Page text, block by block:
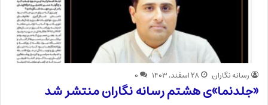
رسانه نگاران ۲۸ اسفند, ۱۴۰۳ ۰
«جلدنما»ی هشتم رسانه نگاران منتشر شد